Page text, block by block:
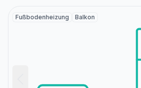
Fußbodenheizung Balkon